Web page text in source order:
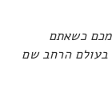
כשאתם
בעולם הרחב שם